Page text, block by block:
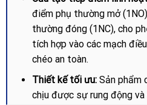
điểm phụ thường mở
thường đóng (1NC), cho
tích hợp vào các mạch
chéo an toàn.
Thiết kế tối ưu:Sản phẩm
chịu được sự rung động